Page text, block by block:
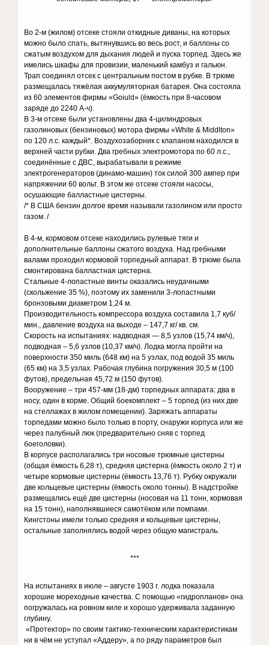
Во 2-м (жилом) отсеке стояли откидные диваны, на которых
можно было спать, вытянувшись во весь рост, и баллоны со
сжатым воздухом для дыхания людей и пуска торпед. Здесь же
имелись шкафы для провизии, маленький камбуз и гальюн.
Трап соединял отсек с центральным постом в рубке. В трюме
размещалась тяжёлая аккумуляторная батарея. Она состояла
из 60 элементов фирмы «Goiuld» (ёмкость при 8-часовом
заряде до 2240 А-ч).
В 3-м отсеке были установлены два 4-цилиндровых
газолиновых (бензиновых) мотора фирмы «White & Middlton»
по 120 л.с. каждый*. Воздухозаборник с клапаном находился в
верхней части рубки. Два гребных электромотора по 60 л.с.,
соединённые с ДВС, вырабатывали в режиме
электрогенераторов (динамо-машин) ток силой 300 ампер при
напряжении 60 вольт. В этом же отсеке стояли насосы,
осушающие балластные цистерны.
/* В США бензин долгое время называли газолином или просто
газом. /
В 4-м, кормовом отсеке находились рулевые тяги и
дополнительные баллоны сжатого воздуха. Над гребными
валами проходил кормовой торпедный аппарат. В трюме была
смонтирована балластная цистерна.
Стальные 4-лопастные винты оказались неудачными
(скольжение 35 %), поэтому их заменили 3-лопастными
бронзовыми диаметром 1,24 м.
Производительность компрессора воздуха составила 1,7 куб/
мин., давление воздуха на выходе – 147,7 кг/ кв. см.
Скорость на испытаниях: надводная — 8,5 узлов (15,74 км/ч),
подводная – 5,6 узлов (10,37 км/ч). Лодка могла пройти на
поверхности 350 миль (648 км) на 5 узлах, под водой 35 миль
(65 км) на 3,5 узлах. Рабочая глубина погружения 30,5 м (100
футов), предельная 45,72 м (150 футов).
Вооружение – три 457-мм (18-дм) торпедных аппарата: два в
носу, один в корме. Общий боекомплект – 5 торпед (из них две
на стеллажах в жилом помещении). Заряжать аппараты
торпедами можно было только в порту, снаружи корпуса или же
через палубный люк (предварительно сняв с торпед
боеголовки).
В корпусе располагались три носовые трюмные цистерны
(общая ёмкость 6,28 т), средняя цистерна (ёмкость около 2 т) и
четыре кормовые цистерны (ёмкость 13,76 т). Рубку окружали
две кольцевые цистерны (ёмкость около тонны). В надстройке
размещались ещё две цистерны (носовая на 11 тонн, кормовая
на 15 тонн), наполнявшиеся самотёком или помпами.
Кингстоны имели только средняя и кольцевые цистерны,
остальные заполнялись водой через общую магистраль.
***
На испытаниях в июле – августе 1903 г. лодка показала
хорошие мореходные качества. С помощью «гидропланов» она
погружалась на ровном киле и хорошо удерживала заданную
глубину.
«Протектор» по своим тактико-техническим характеристикам
ни в чём не уступал «Аддеру», а по ряду параметров был